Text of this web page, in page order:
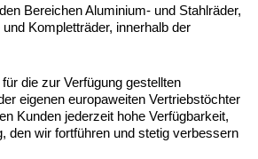
Bereichen Aluminium- und Stahlräder,
Kompletträder, innerhalb der
die zur Verfügung gestellten
eigenen europaweiten Vertriebstöchter
Kunden jederzeit hohe Verfügbarkeit,
den wir fortführen und stetig verbessern